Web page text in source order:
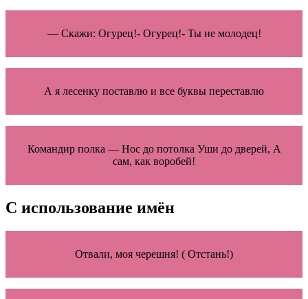
— Скажи: Огурец!- Огурец!- Ты не молодец!
А я лесенку поставлю и все буквы переставлю
Командир полка — Нос до потолка Уши до дверей, А
сам, как воробей!
С использование имён
Отвали, моя черешня! ( Отстань!)